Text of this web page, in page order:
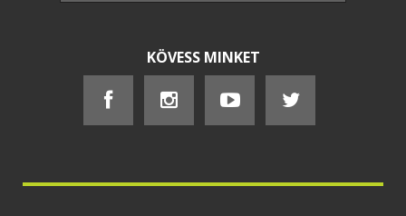
KÖVESS MINKET